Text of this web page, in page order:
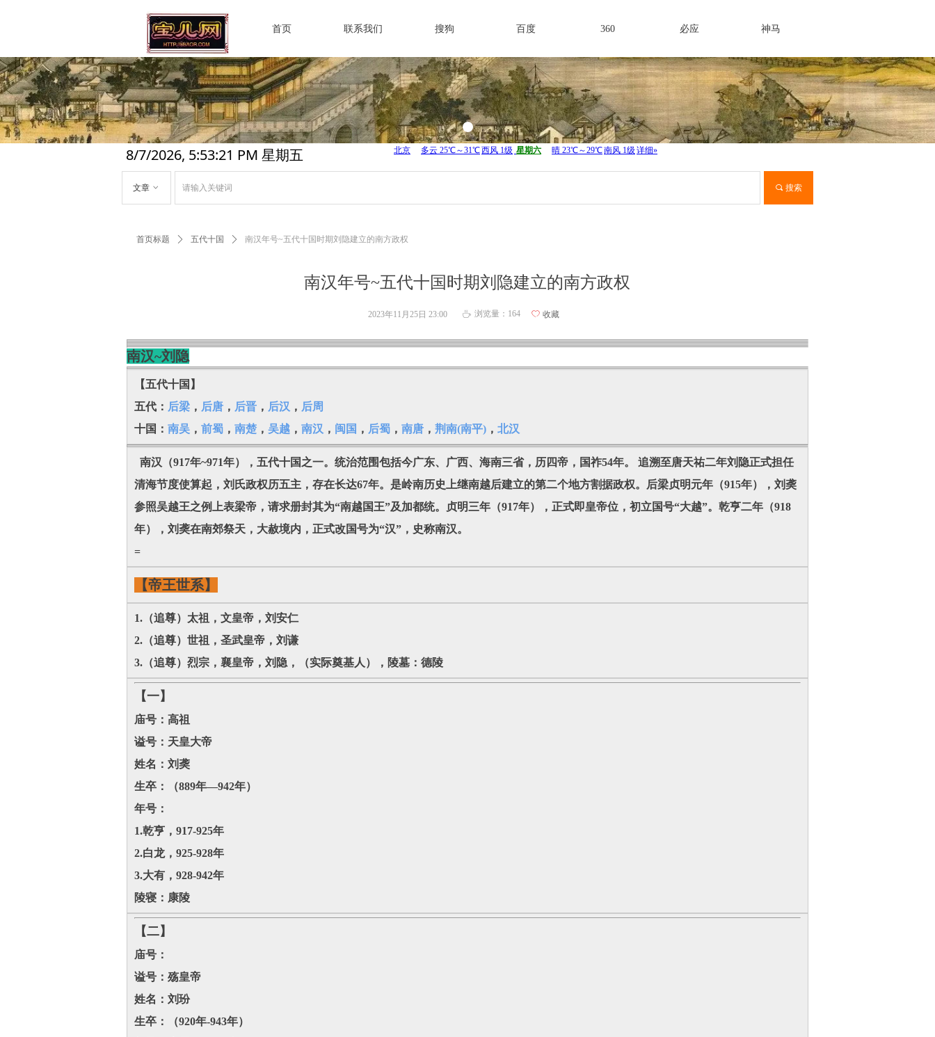
首页 联系我们 搜狗 百度 360 必应 神马
8/7/2026, 5:53:22 PM 星期五
끠 搜索
文章 ꀁ
南汉~刘隐
【五代十国】
五代： 后梁 ， 后唐 ， 后晋 ， 后汉 ， 后周
十国： 南吴 ， 前蜀 ， 南楚 ， 吴越 ， 南汉 ， 闽国 ， 后蜀 ， 南唐 ， 荆南(南平) ， 北汉
南汉（917年~971年），五代十国之一。统治范围包括今广东、广西、海南三省，历四帝，国祚54年。 追溯至唐天祐二年刘隐正式担任
清海节度使算起，刘氏政权历五主，存在长达67年。是岭南历史上继南越后建立的第二个地方割据政权。后梁贞明元年（915年），刘䶮
参照吴越王之例上表梁帝，请求册封其为“南越国王”及加都统。贞明三年（917年），正式即皇帝位，初立国号“大越”。乾亨二年（918
年），刘䶮在南郊祭天，大赦境内，正式改国号为“汉”，史称南汉。
=
【帝王世系】
1.（追尊）太祖，文皇帝，刘安仁
2.（追尊）世祖，圣武皇帝，刘谦
3.（追尊）烈宗，襄皇帝，刘隐，（实际奠基人），陵墓：德陵
【一】
庙号：高祖
谥号：天皇大帝
姓名：刘䶮
生卒：（889年―942年）
年号：
1.乾亨，917-925年
2.白龙，925-928年
3.大有，928-942年
陵寝：康陵
【二】
庙号：
谥号：殇皇帝
姓名：刘玢
生卒：（920年-943年）
南汉年号~五代十国时期刘隐建立的南方政权
2023年11月25日 23:00 ꄘ 浏览量： 164 ꄀ 收藏
首页标题 ꄲ 五代十国 ꄲ 南汉年号~五代十国时期刘隐建立的南方政权